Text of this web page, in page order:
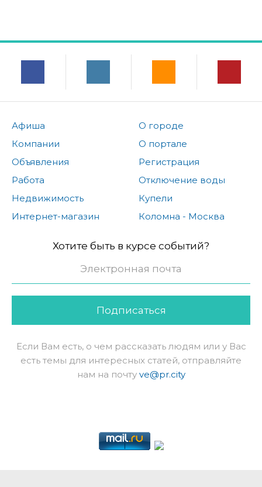
Афиша
Компании
Объявления
Работа
Недвижимость
Интернет-магазин
О городе
О портале
Регистрация
Отключение воды
Купели
Коломна - Москва
Хотите быть в курсе событий?
Подписаться
Если Вам есть, о чем рассказать людям или у Вас
есть темы для интересных статей, отправляйте
нам на почту ve@pr.city